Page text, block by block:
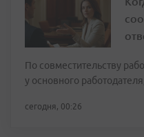
По совместительству
у основного
сегодня, 00:26